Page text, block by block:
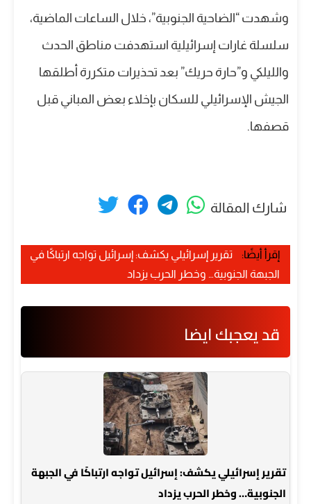
وشهدت “الضاحية الجنوبية”، خلال الساعات الماضية،
سلسلة غارات إسرائيلية استهدفت مناطق الحدث
والليلكي و”حارة حريك” بعد تحذيرات متكررة أطلقها
الجيش الإسرائيلي للسكان بإخلاء بعض المباني قبل
قصفها.
شارك المقالة
إقرأ أيضًا:
تقرير إسرائيلي يكشف: إسرائيل تواجه ارتباكًا في
الجبهة الجنوبية… وخطر الحرب يزداد
قد يعجبك ايضا
تقرير إسرائيلي يكشف: إسرائيل تواجه ارتباكًا في الجبهة
الجنوبية… وخطر الحرب يزداد